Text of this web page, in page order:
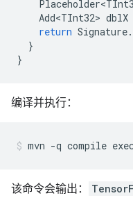
Add<TInt32> dblX
return Signature.
}
}
编译并执行：
mvn -q compile
该命令会输出：